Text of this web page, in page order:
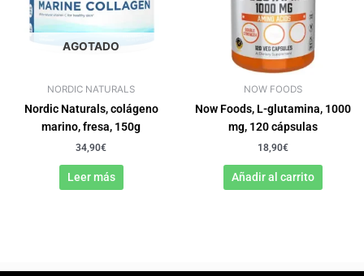
AGOTADO
NORDIC NATURALS
Nordic Naturals, colágeno
marino, fresa, 150g
34,90€
Leer más
NOW FOODS
Now Foods, L-glutamina, 1000
mg, 120 cápsulas
18,90€
Añadir al carrito